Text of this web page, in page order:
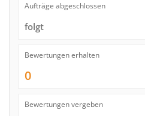
Aufträge abgeschlossen
folgt
Bewertungen erhalten
0
Bewertungen vergeben